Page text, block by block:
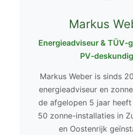
Markus
Energieadviseur & TÜV-
PV-
Markus Weber is sinds
energieadviseur en
de afgelopen 5 jaar
50 zonne-installaties in
en Oostenrijk